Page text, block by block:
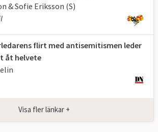
& Sofie Eriksson (S)
flirt med antisemitismen leder
åt helvete
Visa fler länkar +